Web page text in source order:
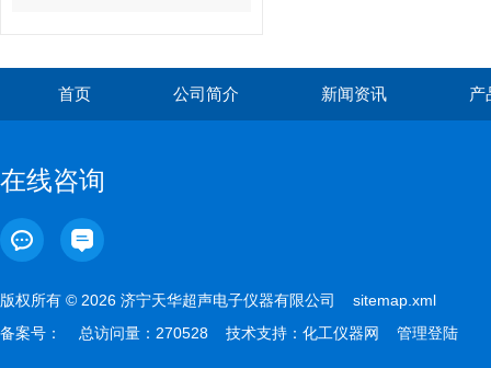
首页 公司简介 新闻资讯 产
在线咨询
版权所有 © 2026 济宁天华超声电子仪器有限公司 sitemap.xml
备案号：
总访问量：270528 技术支持： 化工仪器网 管理登陆